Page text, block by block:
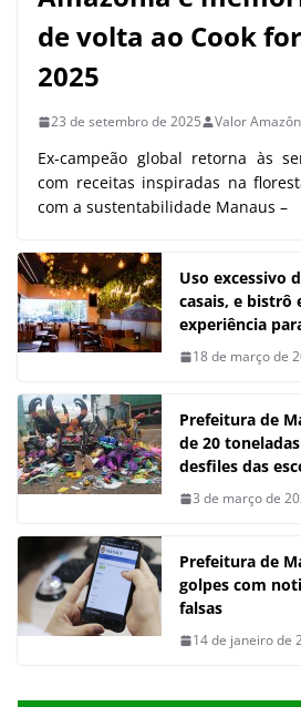
de volta ao Cook
2025
23 de setembro de 2025 Valor
Ex-campeão global retorna às
com receitas inspiradas na
com a sustentabilidade Manaus –
Uso excessivo
casais, e bistrô
experiência
18 de março de
Prefeitura de
de 20
desfiles das
3 de março de
Prefeitura de
golpes com
falsas
14 de janeiro de